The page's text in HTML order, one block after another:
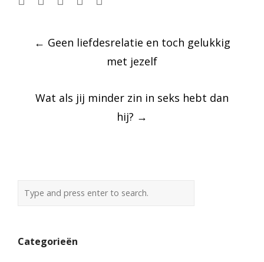
Post
navigation
← Geen liefdesrelatie en toch gelukkig
met jezelf
Wat als jij minder zin in seks hebt dan
hij? →
Categorieën